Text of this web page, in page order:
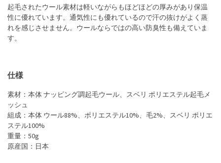
起毛されたウール素材は軽いながらもほどほどの厚みがあり保温
性に優れています。通気性にも優れているので汗の抜けがよく蒸
れを感じさせません。ウールならではの高い防臭性も備えていま
す。
仕様
素材：本体 ナッピング調起毛ウール、スベリ ポリエステル起毛メ
ッシュ
組成：本体 ウール88%、ポリエステル10%、毛2%、スベリ ポリエ
ステル100%
重量：50g
原産国：日本